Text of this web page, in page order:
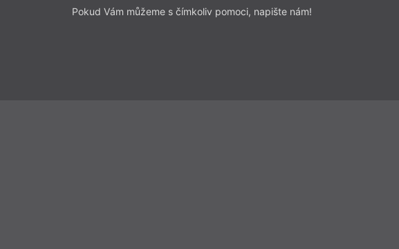
Pokud Vám můžeme s čímkoliv pomoci, napište nám!